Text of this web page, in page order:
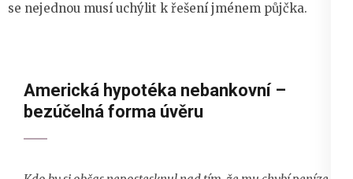
Enter)
se nejednou musí uchýlit k řešení jménem půjčka.
Americká hypotéka nebankovní –
bezúčelná forma úvěru